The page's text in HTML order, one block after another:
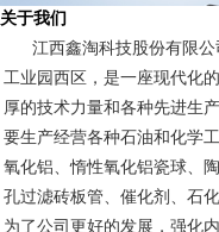
关于我们
江西鑫淘科技股份有限公
工业园西区，是一座现代化
厚的技术力量和各种先进生
要生产经营各种石油和化学
氧化铝、惰性氧化铝瓷球、
孔过滤砖板管、催化剂、石
为了公司更好的发展，强化